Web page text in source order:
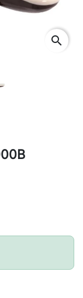
search